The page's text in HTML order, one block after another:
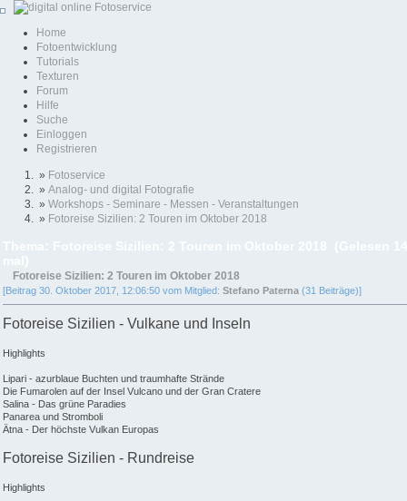
Home
Fotoentwicklung
Tutorials
Texturen
Forum
Hilfe
Suche
Einloggen
Registrieren
» Fotoservice
» Analog- und digital Fotografie
» Workshops - Seminare - Messen - Veranstaltungen
» Fotoreise Sizilien: 2 Touren im Oktober 2018
Fotoreise Sizilien: 2 Touren im Oktober 2018
[Beitrag 30. Oktober 2017, 12:06:50 vom Mitglied: Stefano Paterna (31 Beiträge)]
Fotoreise Sizilien - Vulkane und Inseln
Highlights
Lipari - azurblaue Buchten und traumhafte Strände
Die Fumarolen auf der Insel Vulcano und der Gran Cratere
Salina - Das grüne Paradies
Panarea und Stromboli
Ätna - Der höchste Vulkan Europas
Fotoreise Sizilien - Rundreise
Highlights